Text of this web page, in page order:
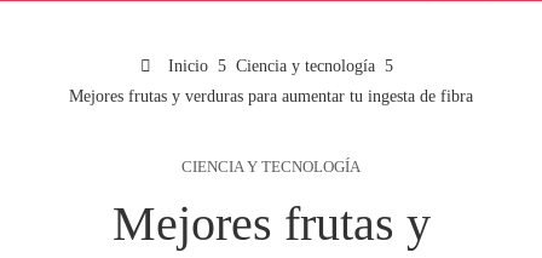
Inicio
Ciencia y tecnología
Mejores frutas y verduras para aumentar tu ingesta de fibra
CIENCIA Y TECNOLOGÍA
Mejores frutas y